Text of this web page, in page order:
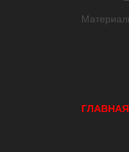
ГЛАВНАЯ